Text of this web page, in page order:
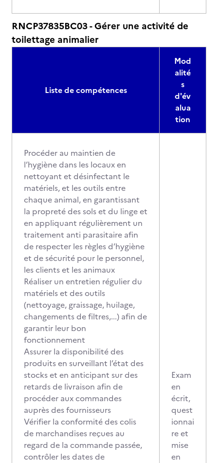
RNCP37835BC03 - Gérer une activité de
toilettage animalier
Liste de compétences
Mod
alité
s
d'év
alua
tion
Procéder au maintien de
l’hygiène dans les locaux en
nettoyant et désinfectant le
matériels, et les outils entre
chaque animal, en garantissant
la propreté des sols et du linge et
en appliquant régulièrement un
traitement anti parasitaire afin
de respecter les règles d’hygiène
et de sécurité pour le personnel,
les clients et les animaux
Réaliser un entretien régulier du
matériels et des outils
(nettoyage, graissage, huilage,
changements de filtres,...) afin de
garantir leur bon
fonctionnement
Assurer la disponibilité des
produits en surveillant l’état des
stocks et en anticipant sur des
retards de livraison afin de
procéder aux commandes
auprès des fournisseurs
Vérifier la conformité des colis
de marchandises reçues au
regard de la commande passée,
contrôler les dates de
Exam
en
écrit,
quest
ionnai
re et
mise
en